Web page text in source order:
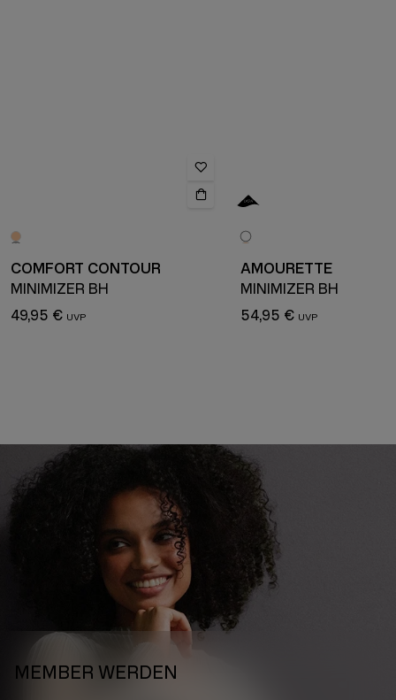
COMFORT CONTOUR
MINIMIZER BH
49,95 €
AMOURETTE
MINIMIZER BH
54,95 €
MEMBER WERDEN